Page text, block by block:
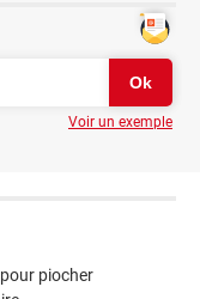
Voir un exemple
piocher